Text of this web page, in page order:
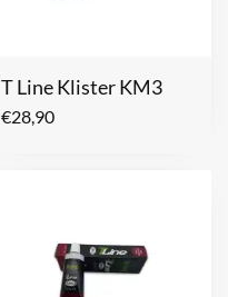
T Line Klister KM3
€28,90